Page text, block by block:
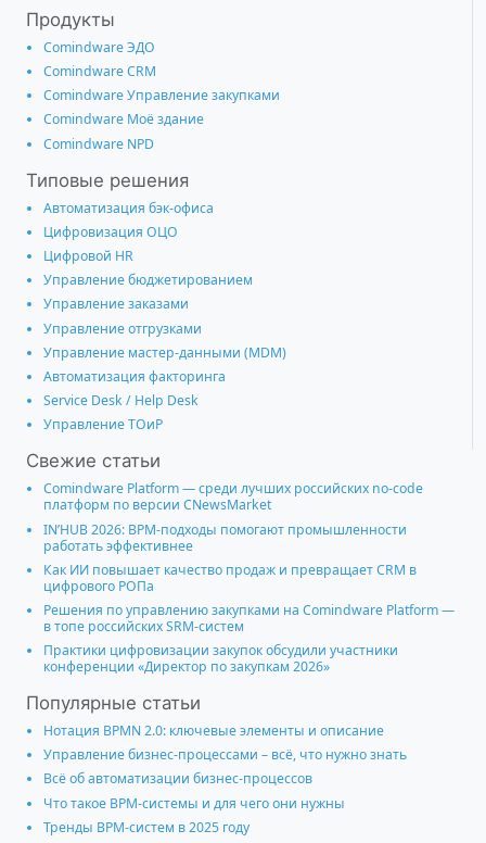
Продукты
Comindware ЭДО
Comindware CRM
Comindware Управление закупками
Comindware Моё здание
Comindware NPD
Типовые решения
Автоматизация бэк-офиса
Цифровизация ОЦО
Цифровой HR
Управление бюджетированием
Управление заказами
Управление отгрузками
Управление мастер-данными (MDM)
Автоматизация факторинга
Service Desk / Help Desk
Управление ТОиР
Свежие статьи
Comindware Platform — среди лучших российских no-code
платформ по версии CNewsMarket
IN’HUB 2026: BPM-подходы помогают промышленности
работать эффективнее
Как ИИ повышает качество продаж и превращает CRM в
цифрового РОПа
Решения по управлению закупками на Comindware Platform —
в топе российских SRM-систем
Практики цифровизации закупок обсудили участники
конференции «Директор по закупкам 2026»
Популярные статьи
Нотация BPMN 2.0: ключевые элементы и описание
Управление бизнес-процессами – всё, что нужно знать
Всё об автоматизации бизнес-процессов
Что такое BPM-системы и для чего они нужны
Тренды BPM-систем в 2025 году